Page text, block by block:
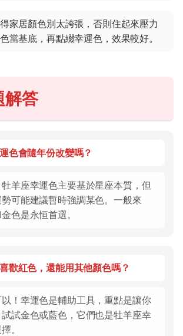
家居顏色別太誇張，否則住起來壓力
當基底，再點綴幸運色，效果較好。
解答
色會隨年份改變嗎？
羊座幸運色主要基於星座本質，但
可能建議暫時強調某色。一般來
色是永恒首選。
歡紅色，還能用其他顏色嗎？
！幸運色是輔助工具，重點是讓你
試金色或藍色，它們也是牡羊座幸
。